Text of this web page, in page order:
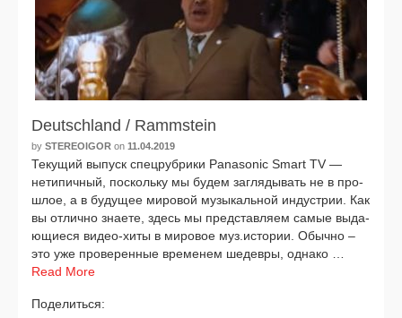
Deutschland / Rammstein
by STEREOIGOR on 11.04.2019
Текущий выпуск спец­руб­ри­ки Panasonic Smart TV —
нети­пич­ный, посколь­ку мы будем загля­ды­вать не в про­
шлое, а в буду­щее миро­вой музы­каль­ной инду­стрии. Как
вы отлич­но зна­е­те, здесь мы пред­став­ля­ем самые выда­
ю­щи­е­ся видео-хиты в миро­вое муз.истории. Обычно –
это уже про­ве­рен­ные вре­ме­нем шедев­ры, одна­ко …
Read More
Поделиться: